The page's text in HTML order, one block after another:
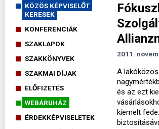
KÖZÖS KÉPVISELŐT
KERESEK
KONFERENCIÁK
SZAKLAPOK
SZAKKÖNYVEK
SZAKMAI DÍJAK
ELŐFIZETÉS
WEBÁRUHÁZ
ÉRDEKKÉPVISELETEK
2011.
A
és az ezt
kiemelt